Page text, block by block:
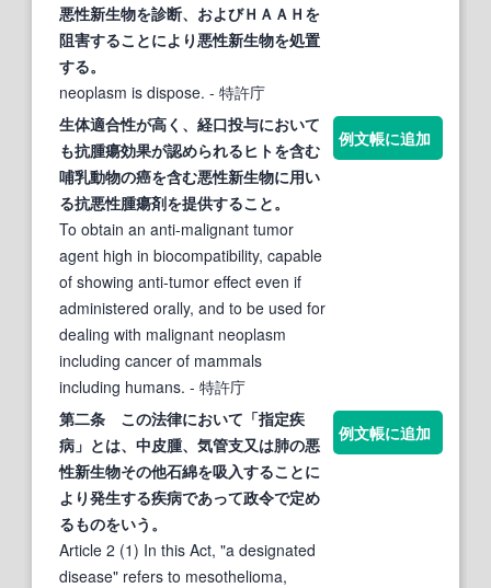
悪性新生物を診断、およびＨＡＡＨを
阻害することにより 悪性新生物を処置
する。
neoplasm is dispose. - 特許庁
生体適合性が高く、経口投与において
も抗腫瘍効果が認められるヒトを含む
哺乳動物の癌を含む悪性新生物に用い
る抗悪性腫瘍剤を提供すること。
To obtain an anti-malignant tumor
agent high in biocompatibility, capable
of showing anti-tumor effect even if
administered orally, and to be used for
dealing with malignant neoplasm
including cancer of mammals
including humans. - 特許庁
例文帳に追加
第二条 この法律において「指定疾
病」とは、中皮腫、気管支又は肺の悪
性新生物その他石綿を吸入することに
より発生する疾病であって政令で定め
るものをいう。
Article 2 (1) In this Act, "a designated
disease" refers to mesothelioma,
例文帳に追加